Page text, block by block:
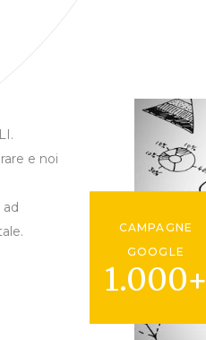
e noi
CAMPAGNE
GOOGLE
1.000+